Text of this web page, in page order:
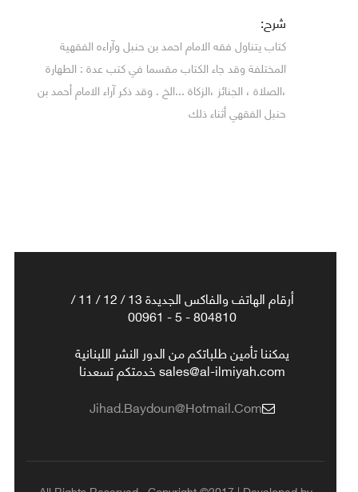
شرح:
كتاب يتناول فقه الامام احمد بن حنبل وآراءه الفقهية
المختلفة وقد جاء الكتاب مقسما في كتب عدة : الطهارة
،الصلاة ، الجنائز ،الزكاة ...الخ . وقد ذكر آراء الامام أحمد بن
حنبل الفقهي أثناء ذلك
أرقام الهاتف والفاكس الجديدة 13 / 12 / 11 /
804810 - 5 - 00961
يمكننا تأمين طلباتكم من الدور النشر اللبنانية
sales@al-ilmiyah.com خدمتكم تسعدنا
Jihad.baydoun@hotmail.com